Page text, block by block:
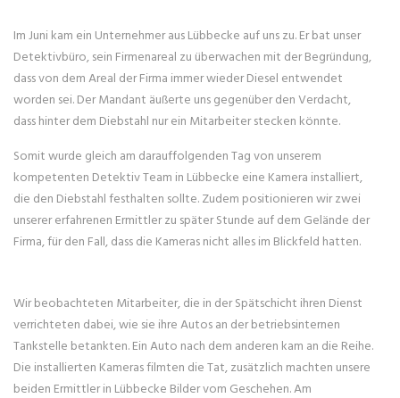
Im Juni kam ein Unternehmer aus Lübbecke auf uns zu. Er bat unser
Detektivbüro, sein Firmenareal zu überwachen mit der Begründung,
dass von dem Areal der Firma immer wieder Diesel entwendet
worden sei. Der Mandant äußerte uns gegenüber den Verdacht,
dass hinter dem Diebstahl nur ein Mitarbeiter stecken könnte.
Somit wurde gleich am darauffolgenden Tag von unserem
kompetenten Detektiv Team in Lübbecke eine Kamera installiert,
die den Diebstahl festhalten sollte. Zudem positionieren wir zwei
unserer erfahrenen Ermittler zu später Stunde auf dem Gelände der
Firma, für den Fall, dass die Kameras nicht alles im Blickfeld hatten.
Wir beobachteten Mitarbeiter, die in der Spätschicht ihren Dienst
verrichteten dabei, wie sie ihre Autos an der betriebsinternen
Tankstelle betankten. Ein Auto nach dem anderen kam an die Reihe.
Die installierten Kameras filmten die Tat, zusätzlich machten unsere
beiden Ermittler in Lübbecke Bilder vom Geschehen. Am